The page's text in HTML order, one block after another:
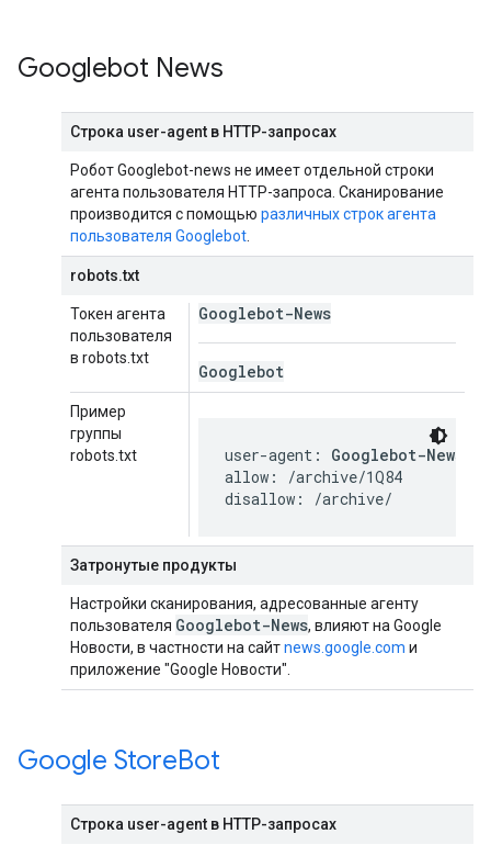
Googlebot News
Строка user-agent в HTTP-запросах
Робот Googlebot-news не имеет отдельной строки
агента пользователя HTTP-запроса. Сканирование
производится с помощью различных строк агента
пользователя Googlebot
robots.txt
Токен агента
пользователя
в robots.txt
Googlebot-News
Googlebot
Пример
группы
robots.txt
user-agent: Googlebot-News
allow: /archive/1Q84
disallow: /archive/
Затронутые продукты
Настройки сканирования, адресованные агенту
пользователя Googlebot-News, влияют на Google
Новости, в частности на сайтnews.google.com и
приложение "Google Новости".
Google StoreBot
Строка user-agent в HTTP-запросах